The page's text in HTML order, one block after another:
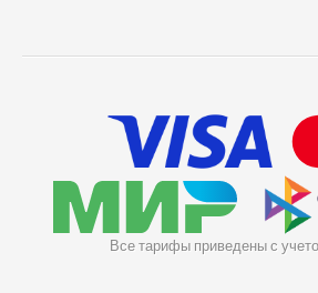
Все тарифы приведены с